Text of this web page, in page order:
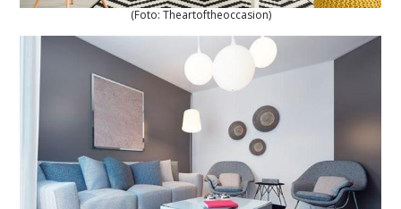
(Foto: Theartoftheoccasion)